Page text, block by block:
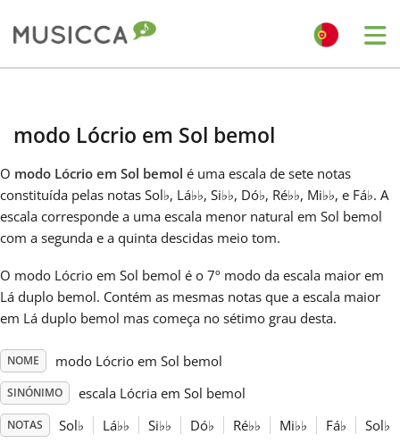
Dansk
English
Français
modo Lócrio em Sol bemol
O modo Lócrio em Sol bemol é uma escala de sete notas
constituída pelas notas Sol♭, Lá♭♭, Si♭♭, Dó♭, Ré♭♭, Mi♭♭, e Fá♭. A
escala corresponde a uma escala menor natural em Sol bemol
com a segunda e a quinta descidas meio tom.
O modo Lócrio em Sol bemol é o 7º modo da escala maior em
Lá duplo bemol. Contém as mesmas notas que a escala maior
em Lá duplo bemol mas começa no sétimo grau desta.
NOME modo Lócrio em Sol bemol
SINÓNIMO escala Lócria em Sol bemol
NOTAS Sol♭ Lá♭♭ Si♭♭ Dó♭ Ré♭♭ Mi♭♭ Fá♭ Sol♭